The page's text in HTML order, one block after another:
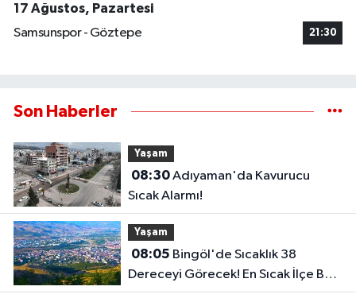
17 Ağustos, Pazartesi
Samsunspor - Göztepe
21:30
Son Haberler
Yaşam
08:30Adıyaman'da Kavurucu
Sıcak Alarmı!
Yaşam
08:05
Dereceyi Görecek! En Sıcak İlçe Belli
Oldu..